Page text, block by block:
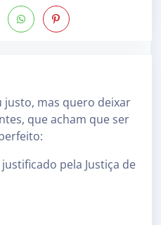
justo, mas quero deixar
que acham que ser
pela Justiça de